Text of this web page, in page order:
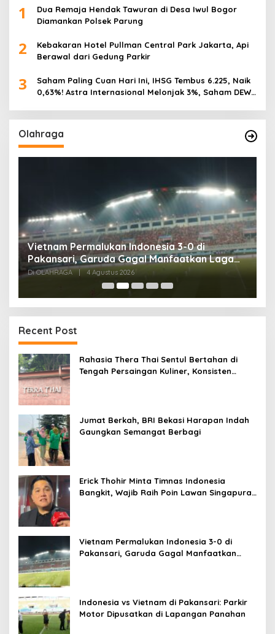
1
Dua Remaja Hendak Tawuran di Desa Iwul Bogor
Diamankan Polsek Parung
2
Kebakaran Hotel Pullman Central Park Jakarta, Api
Berawal dari Gedung Parkir
3
Saham Paling Cuan Hari Ini, IHSG Tembus 6.225, Naik
0,63%! Astra Internasional Melonjak 3%, Saham DEWA
Olahraga
Vietnam Permalukan Indonesia 3-0 di
Pakansari, Garuda Gagal Manfaatkan Laga
Kandang
Di OLAHRAGA 4 Agustus 2026
Recent Post
Rahasia Thera Thai Sentul Bertahan di
Tengah Persaingan Kuliner, Konsisten
Jumat Berkah, BRI Bekasi Harapan Indah
Gaungkan Semangat Berbagi
Erick Thohir Minta Timnas Indonesia
Bangkit, Wajib Raih Poin Lawan Singapura
Vietnam Permalukan Indonesia 3-0 di
Pakansari, Garuda Gagal Manfaatkan
Indonesia vs Vietnam di Pakansari: Parkir
Motor Dipusatkan di Lapangan Panahan